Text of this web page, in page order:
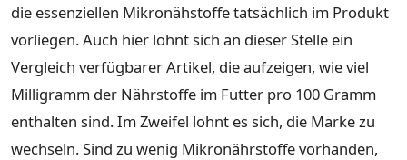
die essenziellen Mikronähstoffe tatsächlich im Produkt
vorliegen. Auch hier lohnt sich an dieser Stelle ein
Vergleich verfügbarer Artikel, die aufzeigen, wie viel
Milligramm der Nährstoffe im Futter pro 100 Gramm
enthalten sind. Im Zweifel lohnt es sich, die Marke zu
wechseln. Sind zu wenig Mikronährstoffe vorhanden,